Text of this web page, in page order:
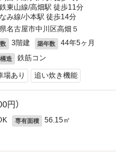
東山線/高畑駅 徒歩11分
み線/小本駅 徒歩14分
名古屋市中川区高畑５
3階建 築年数 44年5ヶ月
造 鉄筋コン
場あり 追い炊き機能
円）
専有面積 56.15㎡